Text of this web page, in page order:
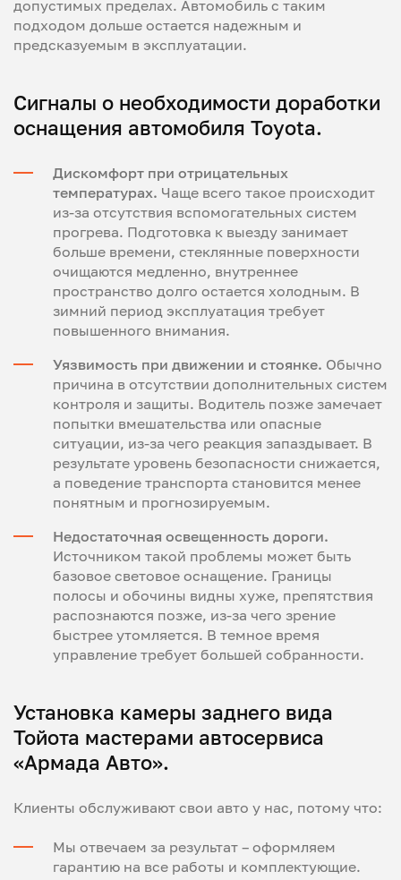
допустимых пределах. Автомобиль с таким
подходом дольше остается надежным и
предсказуемым в эксплуатации.
Сигналы о необходимости доработки
оснащения автомобиля Toyota.
Дискомфорт при отрицательных
температурах. Чаще всего такое происходит
из-за отсутствия вспомогательных систем
прогрева. Подготовка к выезду занимает
больше времени, стеклянные поверхности
очищаются медленно, внутреннее
пространство долго остается холодным. В
зимний период эксплуатация требует
повышенного внимания.
Уязвимость при движении и стоянке. Обычно
причина в отсутствии дополнительных систем
контроля и защиты. Водитель позже замечает
попытки вмешательства или опасные
ситуации, из-за чего реакция запаздывает. В
результате уровень безопасности снижается,
а поведение транспорта становится менее
понятным и прогнозируемым.
Недостаточная освещенность дороги.
Источником такой проблемы может быть
базовое световое оснащение. Границы
полосы и обочины видны хуже, препятствия
распознаются позже, из-за чего зрение
быстрее утомляется. В темное время
управление требует большей собранности.
Установка камеры заднего вида
Тойота мастерами автосервиса
«Армада Авто».
Клиенты обслуживают свои авто у нас, потому что:
Мы отвечаем за результат – оформляем
гарантию на все работы и комплектующие.